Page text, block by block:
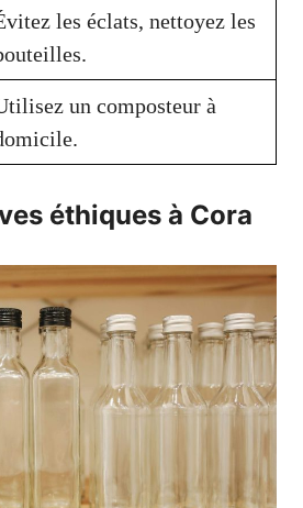
les éclats, nettoyez les
un composteur à
éthiques à Cora